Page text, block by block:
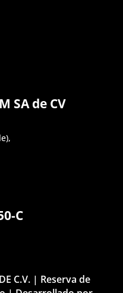
SA de CV
C
C.V. | Reserva de